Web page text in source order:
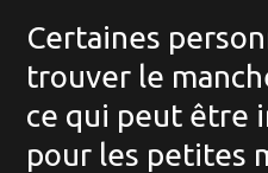
Certaines
trouver le
ce qui peut être
pour les petites